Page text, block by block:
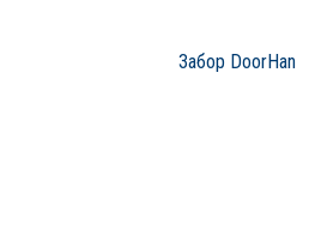
Забор DoorHan